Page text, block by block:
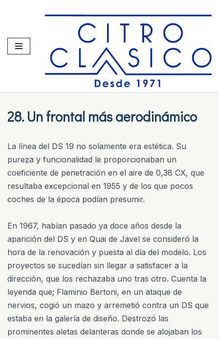
al
contenido
28. Un frontal más aerodinámico
La línea del DS 19 no solamente era estética. Su
pureza y funcionalidad le proporcionaban un
coeficiente de penetración en el aire de 0,38 CX, que
resultaba excepcional en 1955 y de los que pocos
coches de la época podían presumir.
En 1967, habían pasado ya doce años desde la
aparición del DS y en Quai de Javel se consideró la
hora de la renovación y puesta al día del modelo. Los
proyectos se sucedían sin llegar a satisfacer a la
dirección, que los rechazaba uno tras otro. Cuenta la
leyenda que; Flaminio Bertoni, en un ataque de
nervios, cogió un mazo y arremetió contra un DS que
estaba en la galería de diseño. Destrozó las
prominentes aletas delanteras donde se alojaban los